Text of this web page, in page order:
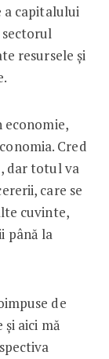
a capitalului
sectorul
resursele și
economie,
Cred
dar totul va
care se
cuvinte,
până la
de
aici mă